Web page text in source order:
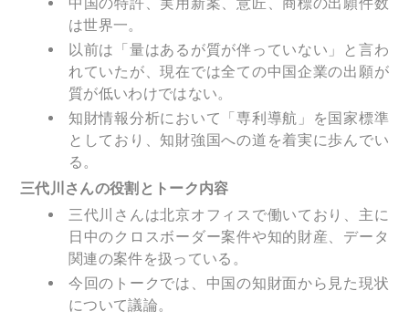
は世界一。
以前は「量はあるが質が伴っていない」と言わ
れていたが、現在では全ての中国企業の出願が
質が低いわけではない。
知財情報分析において「専利導航」を国家標準
としており、知財強国への道を着実に歩んでい
る。
三代川さんの役割とトーク内容
三代川さんは北京オフィスで働いており、主に
日中のクロスボーダー案件や知的財産、データ
関連の案件を扱っている。
今回のトークでは、中国の知財面から見た現状
について議論。